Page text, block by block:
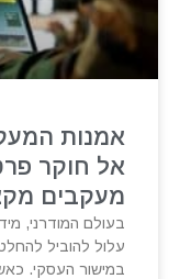
אמנות
אל חוקר
מעקבים
בעולם המודרני,
עלול להוביל
במישור העסקי.